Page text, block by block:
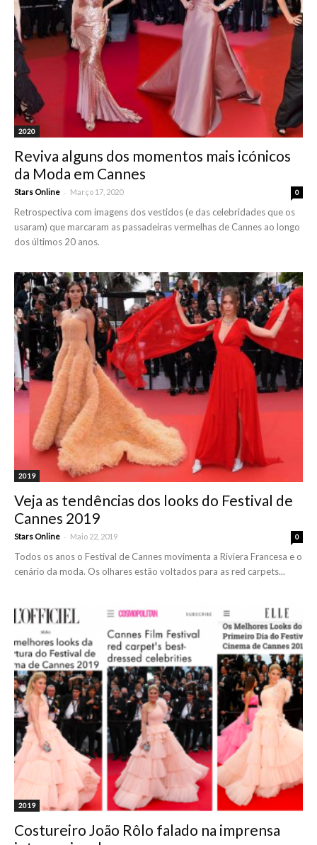
2020
Reviva alguns dos momentos mais icónicos
da Moda em Cannes
Stars Online - Março 17, 2020 0
Retrospectiva com imagens dos vestidos (e das celebridades que os
usaram) que marcaram as passadeiras vermelhas de Cannes ao longo
dos últimos 20 anos.
2019
Veja as tendências dos looks do Festival de
Cannes 2019
Stars Online - Maio 22, 2019 0
Todos os anos o Festival de Cannes movimenta a Riviera Francesa e o
cenário da moda. Os olhares estão voltados para as red carpets...
2019
Costureiro João Rôlo falado na imprensa